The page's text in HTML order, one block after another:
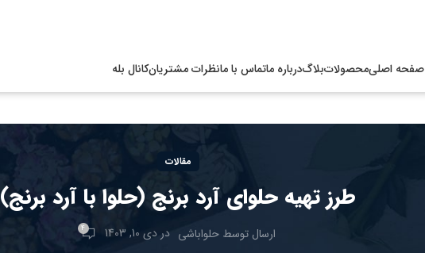
صفحه اصلیمحصولاتبلاگدرباره ماتماس با مانظرات مشتریانکانال بله
مقالات
طرز تهیه حلوای آرد برنج (حلوا با آرد برنج)
ارسال توسط حلواباشی در دی 10, 1403 4